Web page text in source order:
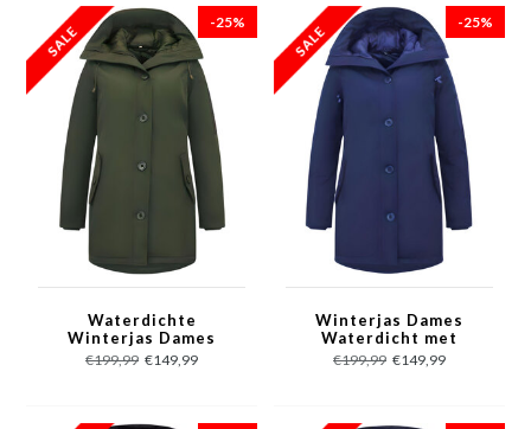
-25%
Waterdichte
Winterjas Dames
Parka - 505 - Groen
€199,99 €149,99
-25%
Winterjas Dames
Waterdicht met
Capuchon - 505 -
Blauw
€199,99 €149,99